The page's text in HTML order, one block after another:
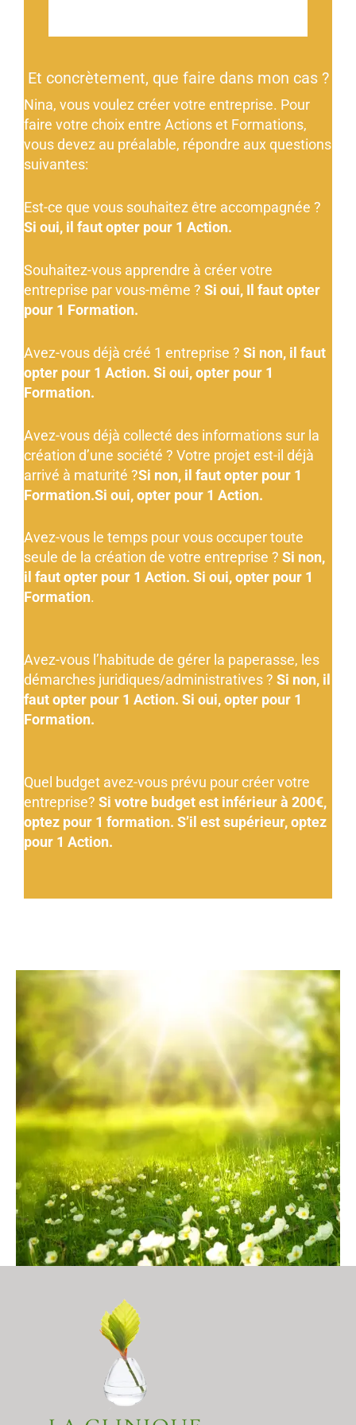
Et concrètement, que faire dans mon cas ?
Nina, vous voulez créer votre entreprise. Pour
faire votre choix entre Actions et Formations,
vous devez au préalable, répondre aux questions
suivantes:
Est-ce que vous souhaitez être accompagnée ?
Si oui, il faut opter pour 1 Action.
Souhaitez-vous apprendre à créer votre
entreprise par vous-même ? Si oui, Il faut opter
pour 1 Formation.
Avez-vous déjà créé 1 entreprise ? Si non, il faut
opter pour 1 Action. Si oui, opter pour 1
Formation.
Avez-vous déjà collecté des informations sur la
création d’une société ? Votre projet est-il déjà
arrivé à maturité ?Si non, il faut opter pour 1
Formation.Si oui, opter pour 1 Action.
Avez-vous le temps pour vous occuper toute
seule de la création de votre entreprise ? Si non,
il faut opter pour 1 Action. Si oui, opter pour 1
Formation.
Avez-vous l’habitude de gérer la paperasse, les
démarches juridiques/administratives ? Si non, il
faut opter pour 1 Action. Si oui, opter pour 1
Formation.
Quel budget avez-vous prévu pour créer votre
entreprise? Si votre budget est inférieur à 200€,
optez pour 1 formation. S’il est supérieur, optez
pour 1 Action.